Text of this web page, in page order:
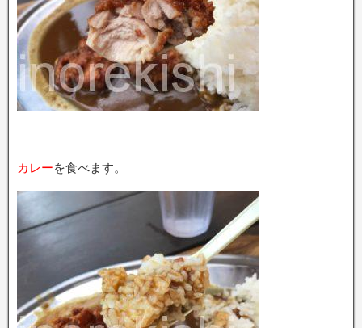
カレーを食べます。